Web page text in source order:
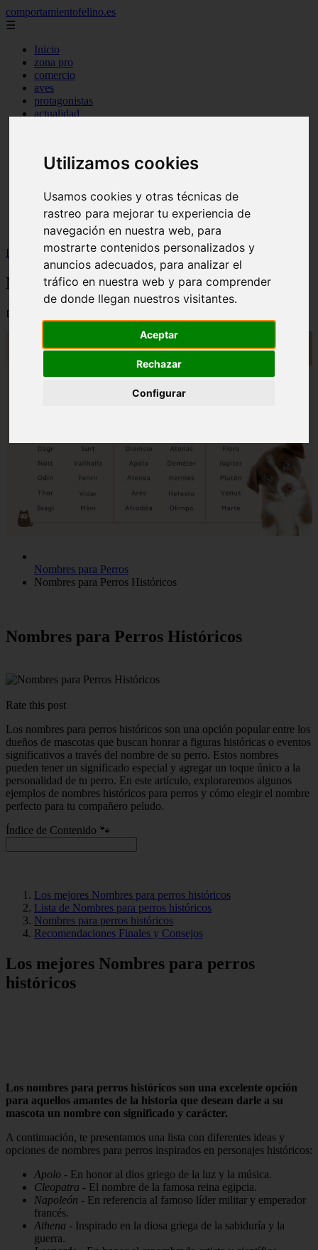
Utilizamos cookies
Usamos cookies y otras técnicas de
rastreo para mejorar tu experiencia de
navegación en nuestra web, para
mostrarte contenidos personalizados y
anuncios adecuados, para analizar el
tráfico en nuestra web y para comprender
de donde llegan nuestros visitantes.
Aceptar
Rechazar
Configurar
comportamientofelino.es
☰
Inicio
zona pro
comercio
aves
protagonistas
actualidad
canal tv
novedades
tablon de anuncios
uncategorized
zona pro
Inicio
gatos2 >Nombres para Perros Históricos
Nombres para Perros Históricos
📅 12/06/2025
Nombres para Perros
Nombres para Perros Históricos
Nombres para Perros Históricos
Rate this post
Los nombres para perros históricos son una opción popular entre los
dueños de mascotas que buscan honrar a figuras históricas o eventos
significativos a través del nombre de su perro. Estos nombres
pueden tener un significado especial y agregar un toque único a la
personalidad de tu perro. En este artículo, exploraremos algunos
ejemplos de nombres históricos para perros y cómo elegir el nombre
perfecto para tu compañero peludo.
Índice de Contenido 🐾
Los mejores Nombres para perros históricos
Lista de Nombres para perros históricos
Nombres para perros históricos
Recomendaciones Finales y Consejos
Los mejores Nombres para perros
históricos
Los nombres para perros históricos son una excelente opción
para aquellos amantes de la historia que desean darle a su
mascota un nombre con significado y carácter.
A continuación, te presentamos una lista con diferentes ideas y
opciones de nombres para perros inspirados en personajes históricos:
Apolo - En honor al dios griego de la luz y la música.
Cleopatra - El nombre de la famosa reina egipcia.
Napoleón - En referencia al famoso líder militar y emperador
francés.
Athena - Inspirado en la diosa griega de la sabiduría y la
guerra.